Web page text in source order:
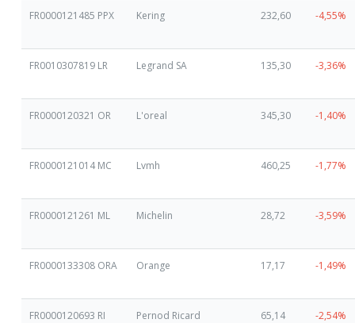
FR0000121485 PPX Kering 232,60 -4,55%
FR0010307819 LR Legrand SA 135,30 -3,36%
FR0000120321 OR L'oreal 345,30 -1,40%
FR0000121014 MC Lvmh 460,25 -1,77%
FR0000121261 ML Michelin 28,72 -3,59%
FR0000133308 ORA Orange 17,17 -1,49%
FR0000120693 RI Pernod Ricard 65,14 -2,54%